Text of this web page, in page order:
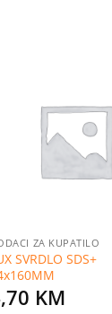
ZA KUPATILO
SVRDLO SDS+
KM